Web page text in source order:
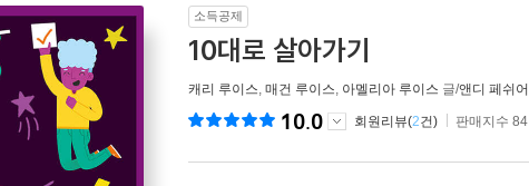
소득공제
10대로 살아가기
캐리 루이스, 매건 루이스, 아멜리아 루이스 글/앤디 페쉬어
10.0 회원리뷰(2건) 판매지수 84